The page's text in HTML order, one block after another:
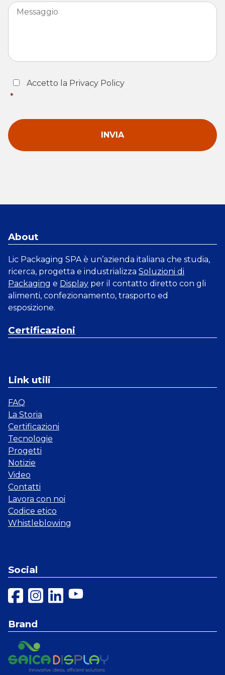
Messaggio
Consent *
Accetto la Privacy Policy
*
About
Lic Packaging SPA è un’azienda italiana che studia,
ricerca, progetta e industrializza Soluzioni di
Packaging e Display per il contatto diretto con gli
alimenti, confezionamento, trasporto ed
esposizione.
Certificazioni
Link utili
FAQ
La Storia
Certificazioni
Tecnologie
Progetti
Notizie
Video
Contatti
Lavora con noi
Codice etico
Whistleblowing
Social
Brand